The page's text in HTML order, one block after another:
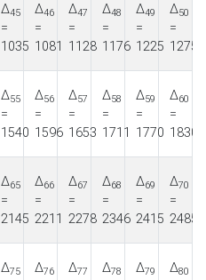
Δ45
=
1035
Δ46
=
1081
Δ47
=
1128
Δ48
=
1176
Δ49
=
1225
Δ50
=
1275
Δ55
=
1540
Δ56
=
1596
Δ57
=
1653
Δ58
=
1711
Δ59
=
1770
Δ60
=
1830
Δ65
=
2145
Δ66
=
2211
Δ67
=
2278
Δ68
=
2346
Δ69
=
2415
Δ70
=
2485
Δ75 Δ76 Δ77 Δ78 Δ79 Δ80